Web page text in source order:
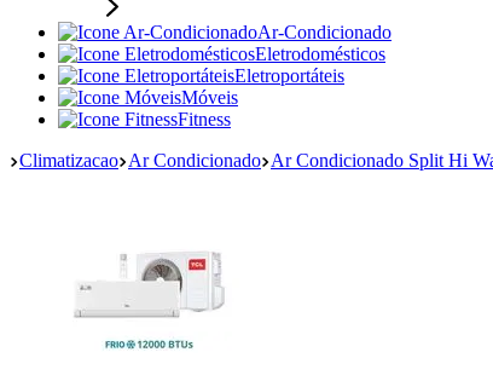
Ar-Condicionado
Eletrodomésticos
Eletroportáteis
Móveis
Fitness
Climatizacao Ar Condicionado Ar Condicionado Split Hi